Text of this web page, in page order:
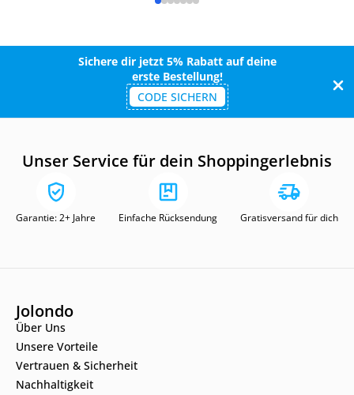
Sichere dir jetzt 5% Rabatt auf deine
erste Bestellung!
CODE SICHERN
Unser Service für dein Shoppingerlebnis
Garantie: 2+ Jahre Einfache Rücksendung Gratisversand für dich
Jolondo
Über Uns
Unsere Vorteile
Vertrauen & Sicherheit
Nachhaltigkeit